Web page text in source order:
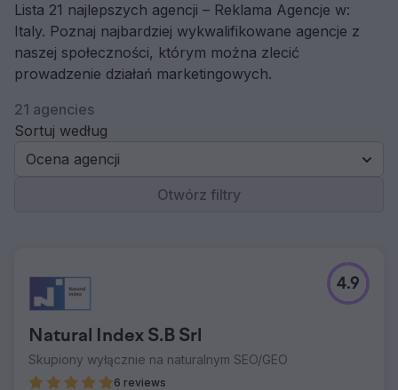
Lista 21 najlepszych agencji – Reklama Agencje w:
Italy. Poznaj najbardziej wykwalifikowane agencje z
naszej społeczności, którym można zlecić
prowadzenie działań marketingowych.
21 agencies
Sortuj według
Ocena agencji
Otwórz filtry
Natural Index S.B Srl
Skupiony wyłącznie na naturalnym SEO/GEO
6 reviews
4.9